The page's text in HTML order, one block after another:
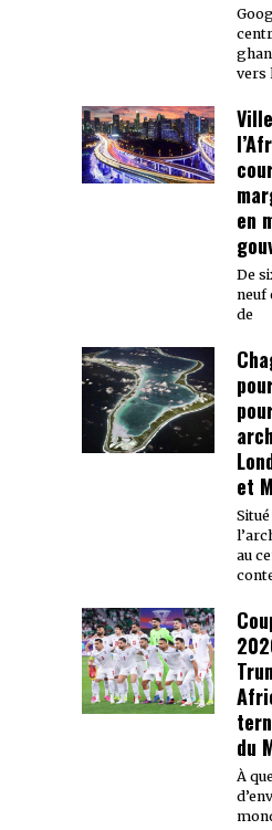
vers
en
De
neuf
de
et
au
du
À